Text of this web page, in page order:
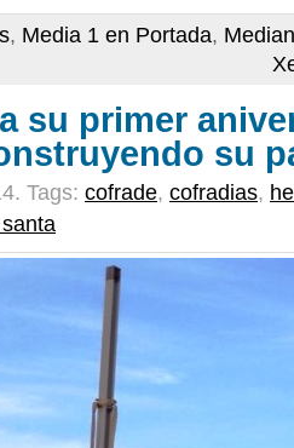
, Media 1 en Portada,
su primer
su
Tags: cofrade, cofradias,